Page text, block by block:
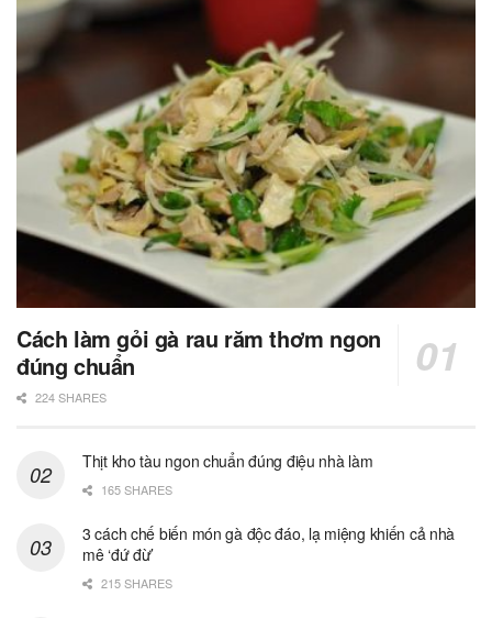
Cách làm gỏi gà rau răm thơm ngon
đúng chuẩn
224 SHARES
Thịt kho tàu ngon chuẩn đúng điệu nhà làm
165 SHARES
3 cách chế biến món gà độc đáo, lạ miệng khiến cả nhà
mê ‘đứ đừ’
215 SHARES